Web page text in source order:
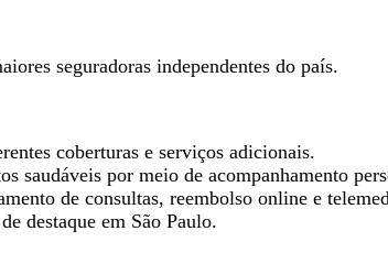
seguradoras independentes do país.
coberturas e serviços adicionais.
saudáveis por meio de acompanhamento
de consultas, reembolso online e
destaque em São Paulo.